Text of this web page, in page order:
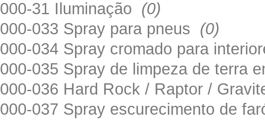
000-31 Iluminação (0)
000-033 Spray para pneus (0)
000-034 Spray cromado para
000-035 Spray de limpeza de terra
000-036 Hard Rock / Raptor /
000-037 Spray escurecimento de